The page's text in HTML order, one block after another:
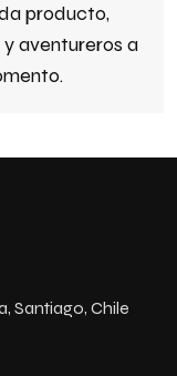
producto,
aventureros a
Santiago, Chile